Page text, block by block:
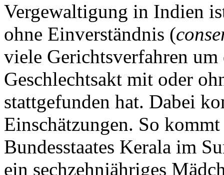
Vergewaltigung in Indien
ohne Einverständnis (
viele Gerichtsverfahren
Geschlechtsakt mit oder
stattgefunden hat. Dabei
Einschätzungen. So
Bundesstaates Kerala im
ein sechzehnjähriges